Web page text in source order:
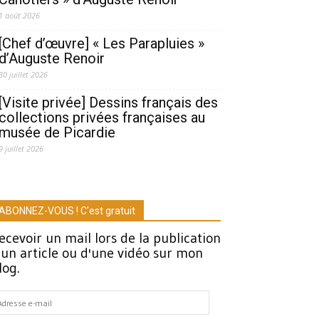
1 août 2026
[Chef d’œuvre] « Les Parapluies »
d’Auguste Renoir
juillet 2026
[Visite privée] Dessins français des
collections privées françaises au
musée de Picardie
juillet 2026
VOUS ! C'est gratuit
un mail lors de la publication
article ou d'une vidéo sur mon